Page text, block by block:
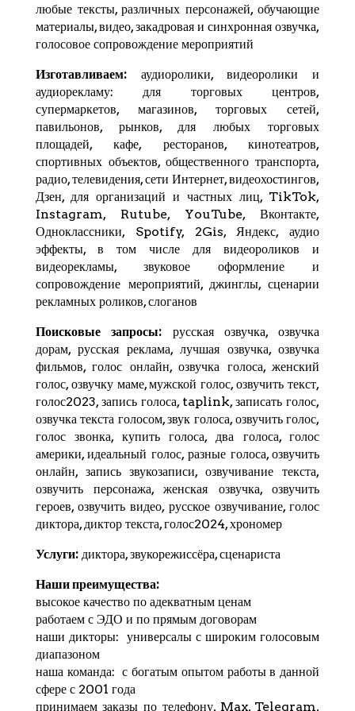
любые тексты, различных персонажей, обучающие
материалы, видео, закадровая и синхронная озвучка,
голосовое сопровождение мероприятий
Изготавливаем:аудиоролики, видеоролики и
аудиорекламу: для торговых центров,
супермаркетов, магазинов, торговых сетей,
павильонов, рынков, для любых торговых
площадей, кафе, ресторанов, кинотеатров,
спортивных объектов, общественного транспорта,
радио, телевидения, сети Интернет, видеохостингов,
Дзен, для организаций и частных лиц, TikTok,
Instagram, Rutube, YouTube,Вконтакте,
Одноклассники, Spotify,2Gis,Яндекс, аудио
эффекты, в том числе для видеороликов и
видеорекламы, звуковое оформление и
сопровождение мероприятий, джинглы, сценарии
рекламных роликов, слоганов
Поисковые запросы:русская озвучка, озвучка
дорам, русская реклама, лучшая озвучка, озвучка
фильмов, голос онлайн, озвучка голоса, женский
голос, озвучку маме, мужской голос, озвучить текст,
голос2023, запись голоса, taplink, записать голос,
озвучка текста голосом, звук голоса, озвучить голос,
голос звонка, купить голоса, два голоса, голос
америки, идеальный голос, разные голоса, озвучить
онлайн, запись звукозаписи, озвучивание текста,
озвучить персонажа, женская озвучка, озвучить
героев, озвучить видео, русское озвучивание, голос
диктора, диктор текста, голос2024,хрономер
Услуги:диктора, звукорежиссёра, сценариста
Наши преимущества:
высокое качество по адекватным ценам
работаем с ЭДО и по прямым договорам
наши дикторы: универсалы с широким голосовым
диапазоном
наша команда: с богатым опытом работы в данной
сфере с 2001 года
принимаем заказы по телефону, Max, Telegram,